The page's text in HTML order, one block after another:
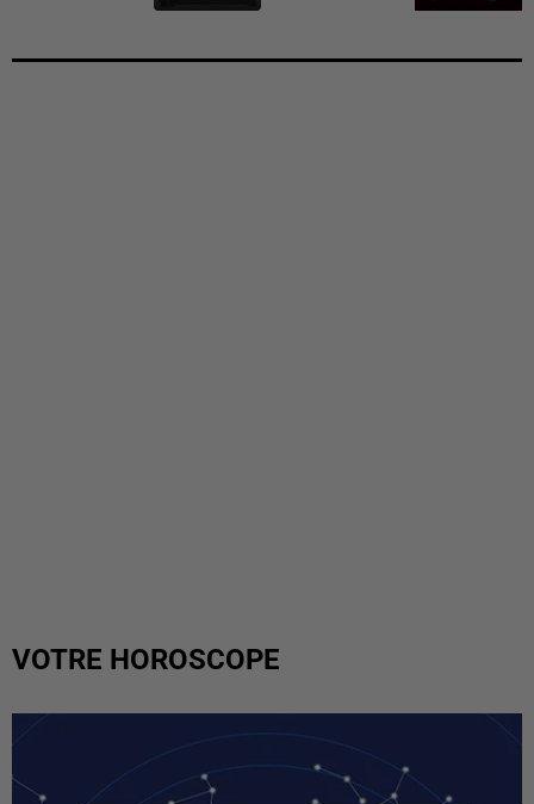
VOTRE HOROSCOPE